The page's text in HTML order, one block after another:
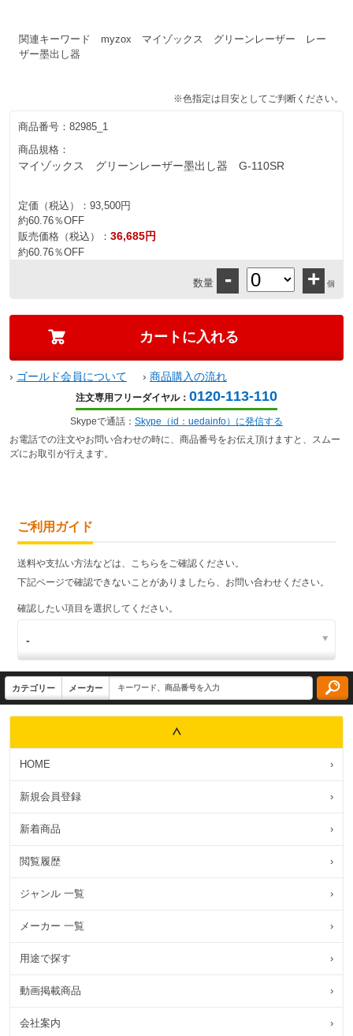
関連キーワード myzox マイゾックス グリーンレーザー レー
ザー墨出し器
※色指定は目安としてご判断ください。
商品番号： 82985_1
商品規格：
マイゾックス グリーンレーザー墨出し器 G-110SR
定価（税込）： 93,500円
約60.76％OFF
販売価格（税込）： 36,685円
約60.76％OFF
数量 - + 個
› ゴールド会員について › 商品購入の流れ
注文専用フリーダイヤル： 0120-113-110
Skypeで通話： Skype（id：uedainfo）に発信する
お電話での注文やお問い合わせの時に、商品番号をお伝え頂けますと、スムー
ズにお取引が行えます。
ご利用ガイド
送料や支払い方法などは、こちらをご確認ください。
下記ページで確認できないことがありましたら、お問い合わせください。
確認したい項目を選択してください。
HOME ›
新規会員登録 ›
新着商品 ›
閲覧履歴 ›
ジャンル 一覧 ›
メーカー 一覧 ›
用途で探す ›
動画掲載商品 ›
会社案内 ›